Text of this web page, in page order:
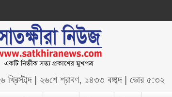
| ২৬শে শ্রাবণ, ১৪৩৩ বঙ্গাব্দ|ভোর ৫:৩২